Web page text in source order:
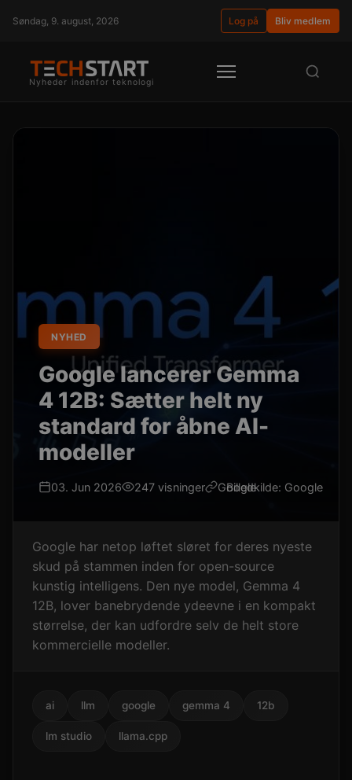
Søndag, 9. august, 2026 Log på Bliv medlem
Nyheder indenfor teknologi
NYHED
Google lancerer Gemma
4 12B: Sætter helt ny
standard for åbne AI-
modeller
03. Jun 2026 247 visninger Google
Billedkilde: Google
Google har netop løftet sløret for deres nyeste
skud på stammen inden for open-source
kunstig intelligens. Den nye model, Gemma 4
12B, lover banebrydende ydeevne i en kompakt
størrelse, der kan udfordre selv de helt store
kommercielle modeller.
ai llm google gemma 4 12b
lm studio llama.cpp